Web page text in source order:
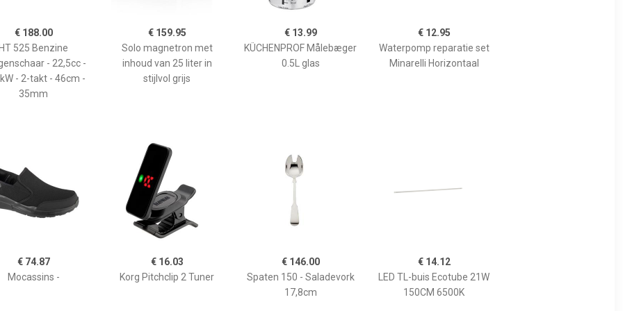
€ 188.00
525 Benzine
- 22,5cc -
- 2-takt - 46cm -
35mm
€ 159.95
Solo magnetron met
inhoud van 25 liter in
stijlvol grijs
€ 13.99
KÜCHENPROF Målebæger
0.5L glas
€ 12.95
Waterpomp reparatie set
Minarelli Horizontaal
€ 74.87
Mocassins -
€ 16.03
Korg Pitchclip 2 Tuner
€ 146.00
Spaten 150 - Saladevork
17,8cm
€ 14.12
LED TL-buis Ecotube 21W
150CM 6500K